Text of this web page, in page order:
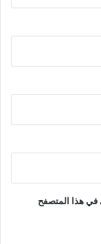
في هذا المتصفح